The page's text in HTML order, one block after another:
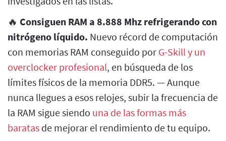
🔥 Consiguen RAM a 8.888 Mhz refrigerando con
nitrógeno líquido. Nuevo récord de computación
con memorias RAM conseguido por G-Skill y un
overclocker profesional, en búsqueda de los
límites físicos de la memoria DDR5. — Aunque
nunca llegues a esos relojes, subir la frecuencia de
la RAM sigue siendo una de las formas más
baratas de mejorar el rendimiento de tu equipo.